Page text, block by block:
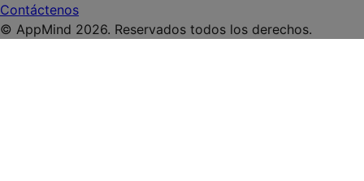
Contáctenos
© AppMind 2026. Reservados todos los derechos.